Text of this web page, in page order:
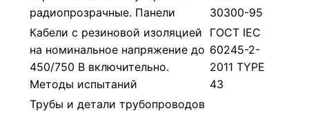
радиопрозрачные. Панели
30300-95
Кабели с резиновой изоляцией
на номинальное напряжение до
450/750 В включительно.
Методы испытаний
ГОСТ IEC
60245-2-
2011 TYPE
43
Трубы и детали трубопроводов